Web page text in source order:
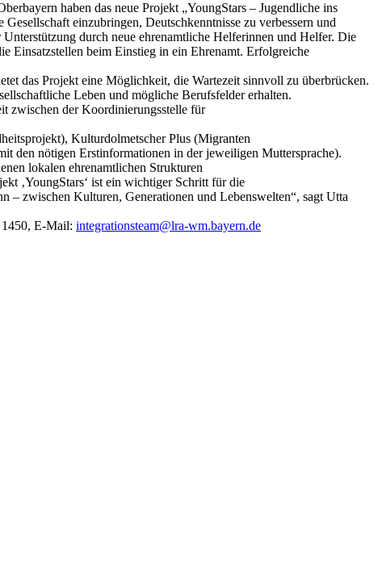
haben das neue Projekt „YoungStars – Jugendliche ins
einzubringen, Deutschkenntnisse zu verbessern und
durch neue ehrenamtliche Helferinnen und Helfer. Die
Einsatzstellen beim Einstieg in ein Ehrenamt. Erfolgreiche
das Projekt eine Möglichkeit, die Wartezeit sinnvoll zu überbrücken.
Leben und mögliche Berufsfelder erhalten.
zwischen der Koordinierungsstelle für
Kulturdolmetscher Plus (Migranten
den nötigen Erstinformationen in der jeweiligen Muttersprache).
lokalen ehrenamtlichen Strukturen
‚YoungStars‘ ist ein wichtiger Schritt für die
– zwischen Kulturen, Generationen und Lebenswelten“, sagt Utta
1450, E-Mail: integrationsteam@lra-wm.bayern.de